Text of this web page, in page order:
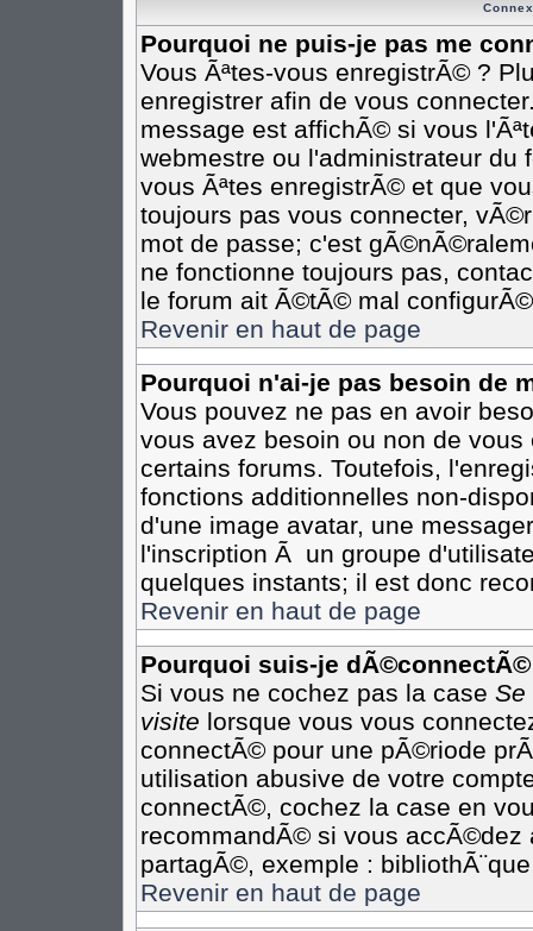
Pourquoi ne puis-je pas me
Vous Ãªtes-vous enregistrÃ© ?
enregistrer afin de vous
message est affichÃ© si vous
webmestre ou l'administrateur du
vous Ãªtes enregistrÃ© et que
toujours pas vous connecter,
mot de passe; c'est
ne fonctionne toujours pas,
le forum ait Ã©tÃ© mal
Revenir en haut de page
Pourquoi n'ai-je pas besoin de
Vous pouvez ne pas en avoir
vous avez besoin ou non de
certains forums. Toutefois,
fonctions additionnelles non-
d'une image avatar, une
l'inscription Ã un groupe
quelques instants; il est donc
Revenir en haut de page
Pourquoi suis-je
Si vous ne cochez pas la case Se
visite lorsque vous vous
connectÃ© pour une pÃ©riode
utilisation abusive de votre
connectÃ©, cochez la case en
recommandÃ© si vous accÃ©dez
partagÃ©, exemple :
Revenir en haut de page